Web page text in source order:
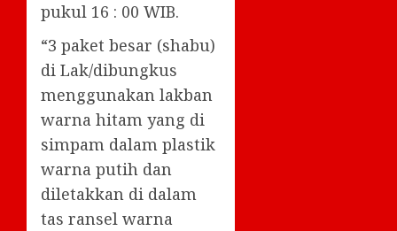
pukul 16 : 00 WIB.
“3 paket besar (shabu)
di Lak/dibungkus
menggunakan lakban
warna hitam yang di
simpam dalam plastik
warna putih dan
diletakkan di dalam
tas ransel warna